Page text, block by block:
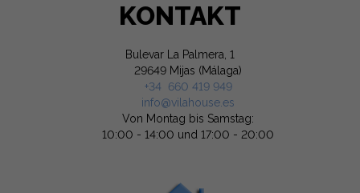
KONTAKT
Bulevar La Palmera, 1
29649 Mijas (Málaga)
+34 660 419 949
info@vilahouse.es
Von Montag bis Samstag:
10:00 - 14:00 und 17:00 - 20:00